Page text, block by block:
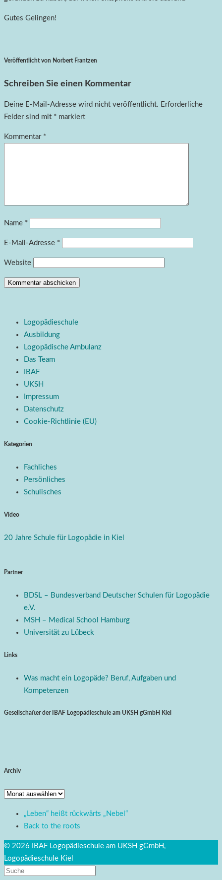
Gutes Gelingen!
Veröffentlicht von Norbert Frantzen
Schreiben Sie einen Kommentar
Deine E-Mail-Adresse wird nicht veröffentlicht. Erforderliche
Felder sind mit * markiert
Kommentar *
Name *
E-Mail-Adresse *
Website
Logopädieschule
Ausbildung
Logopädische Ambulanz
Das Team
IBAF
UKSH
Impressum
Datenschutz
Cookie-Richtlinie (EU)
Kategorien
Fachliches
Persönliches
Schulisches
Video
20 Jahre Schule für Logopädie in Kiel
Partner
BDSL – Bundesverband Deutscher Schulen für Logopädie
e.V.
MSH – Medical School Hamburg
Universität zu Lübeck
Links
Was macht ein Logopäde? Beruf, Aufgaben und
Kompetenzen
Gesellschafter der IBAF Logopädieschule am UKSH gGmbH Kiel
Archiv
Archiv
„Leben“ heißt rückwärts „Nebel“
Back to the roots
© 2026 IBAF Logopädieschule am UKSH gGmbH,
Logopädieschule Kiel